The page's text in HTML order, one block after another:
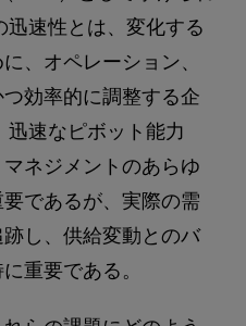
迅速性とは、変化する
、オペレーション、
効率的に調整する企
速なピボット能力
ネジメントのあらゆ
であるが、実際の需
し、供給変動とのバ
重要である。